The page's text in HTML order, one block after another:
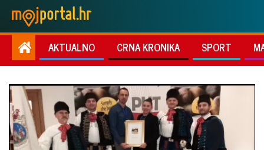
AKTUALNO CRNA KRONIKA SPORT